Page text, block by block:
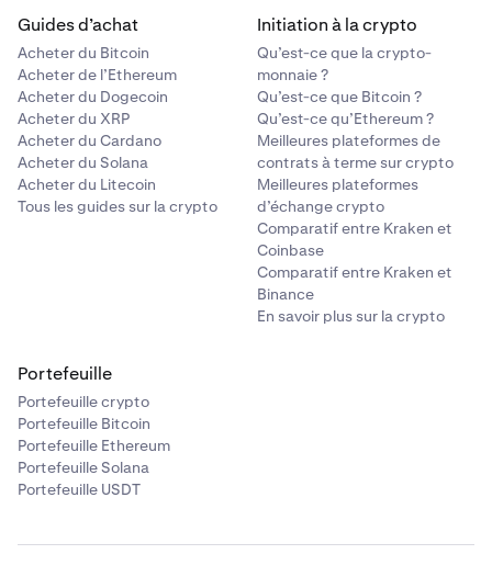
Guides d’achat
Acheter du Bitcoin
Acheter de l’Ethereum
Acheter du Dogecoin
Acheter du XRP
Acheter du Cardano
Acheter du Solana
Acheter du Litecoin
Tous les guides sur la crypto
Initiation à la crypto
Qu’est-ce que la crypto-
monnaie ?
Qu’est-ce que Bitcoin ?
Qu’est-ce qu’Ethereum ?
Meilleures plateformes de
contrats à terme sur crypto
Meilleures plateformes
d’échange crypto
Comparatif entre Kraken et
Coinbase
Comparatif entre Kraken et
Binance
En savoir plus sur la crypto
Portefeuille
Portefeuille crypto
Portefeuille Bitcoin
Portefeuille Ethereum
Portefeuille Solana
Portefeuille USDT